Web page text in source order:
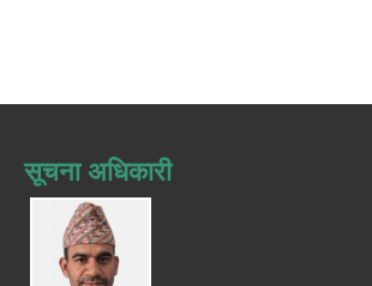
सूचना अधिकारी